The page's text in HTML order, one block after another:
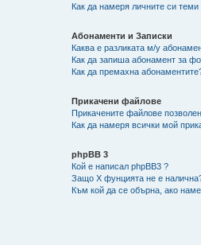
Как да намеря личните си
Абонаменти и Записки
Каква е разликата м/у
Как да запиша абонамент за
Как да премахна
Прикачени файлове
Прикачените файлове
Как да намеря всички мой
phpBB 3
Кой е написал phpBB3 ?
Защо X фунцията не е
Към кой да се обърна, ако